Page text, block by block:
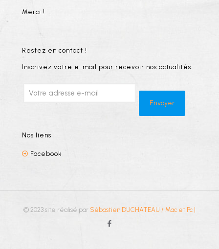
Merci !
Restez en contact !
Inscrivez votre e-mail pour recevoir nos actualités:
Nos liens
Facebook
© 2023 site réalisé par Sébastien DUCHATEAU / Mac et Pc